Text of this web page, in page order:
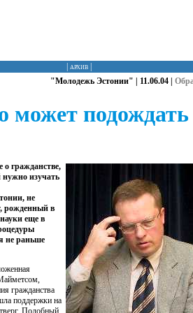
архив
"Молодежь Эстонии" | 11.06.04 |
может подождать
о гражданстве,
нужно изучать
не
рожденный в
еще в
не раньше
гражданства
поддержки на
Подобный